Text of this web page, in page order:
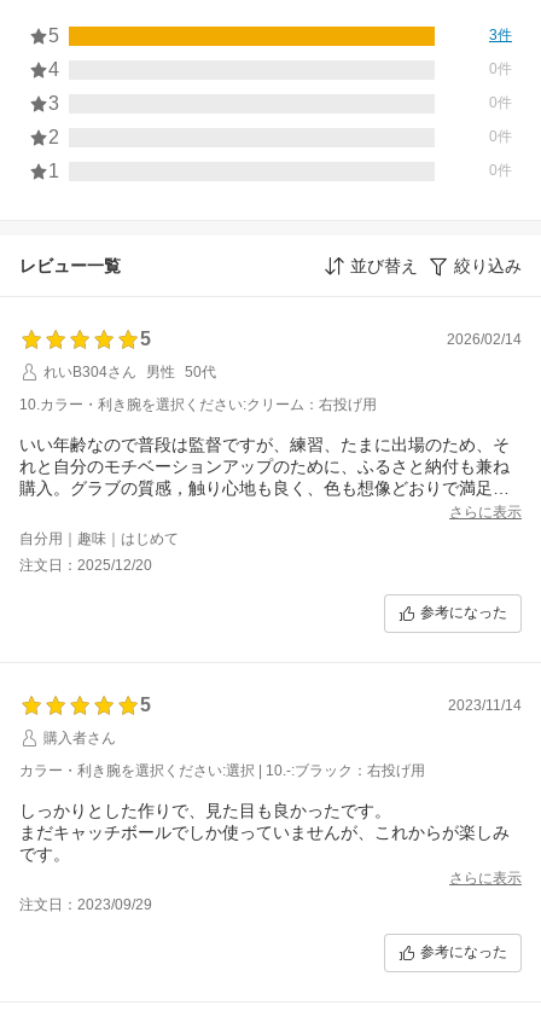
5 3件
4 0件
3 0件
2 0件
1 0件
レビュー一覧 並び替え 絞り込み
5
2026/02/14
れいB304さん
男性
50代
10.カラー・利き腕を選択ください:クリーム：右投げ用
いい年齢なので普段は監督ですが、練習、たまに出場のため、そ
れと自分のモチベーションアップのために、ふるさと納付も兼ね
購入。グラブの質感，触り心地も良く、色も想像どおりで満足し
ています。明日からの練習もたのしみで、また野球が好きになり
そうです。
さらに表示
自分用｜趣味｜はじめて
注文日：2025/12/20
参考になった
5
2023/11/14
購入者さん
カラー・利き腕を選択ください:選択 | 10.-:ブラック：右投げ用
しっかりとした作りで、見た目も良かったです。
まだキャッチボールでしか使っていませんが、これからが楽しみ
です。
さらに表示
注文日：2023/09/29
参考になった